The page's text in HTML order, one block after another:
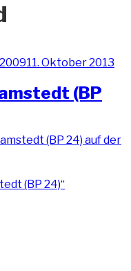
11. Oktober 2013
(BP
(BP 24)“